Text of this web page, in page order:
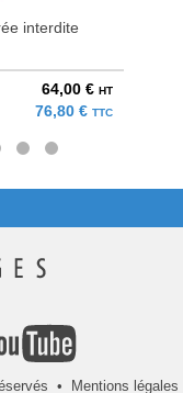
interdite
64,00 € HT
76,80 € TTC
• Mentions légales